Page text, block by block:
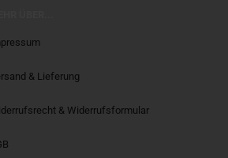
& Lieferung
& Widerrufsformular